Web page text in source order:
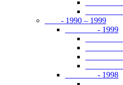
-
-
- 1990 – 1999
- 1999
-
-
-
-
- 1998